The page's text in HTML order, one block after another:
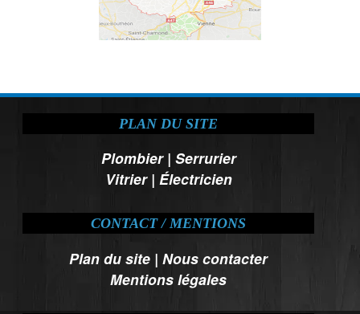
PLAN DU SITE
Plombier| Serrurier
Vitrier| Électricien
CONTACT / MENTIONS
Plan du site |Nous contacter
Mentions légales